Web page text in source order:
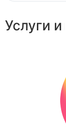
Услуги и